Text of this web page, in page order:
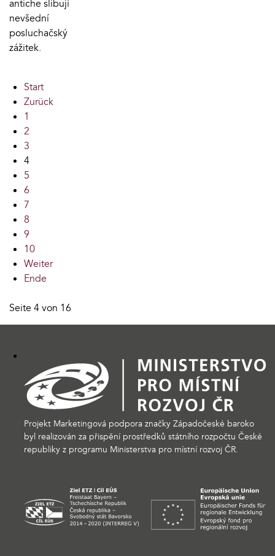
antiche slibují
nevšední
posluchačský
zážitek.
Start
Zurück
1
2
3
4
5
6
7
8
9
10
Weiter
Ende
Seite 4 von 16
Projekt Marketingová podpora značky Západočeské baroko
byl realizován za přispění prostředků státního rozpočtu České
republiky z programu Ministerstva pro místní rozvoj ČR.